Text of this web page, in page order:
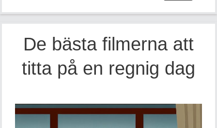
De bästa filmerna att
titta på en regnig dag